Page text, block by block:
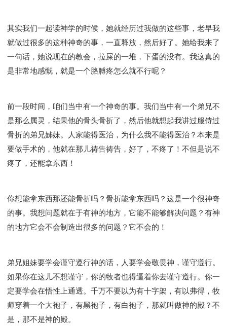
其实我们一起读神学的时候，她就经历过我做的这些事，老早我
就做过很多的这种神奇的事，一直释放，然后好了。她给我来了
一句话，她说现在的教会，拉屎的一堆，下蛋的没有。我这真的
是非常地感慨，就是一个胳膊疼怎么就不行呢？
前一段时间，咱们当中有一个神奇的事。我们当中有一个弟兄不
是那么属灵，结果他的骨头骨折了，然后他就想起我讲过服侍过
骨折的弟兄姊妹。人家能得医治，为什么我不能得医治？本来是
要做手术的，他就在那儿祷告祷告，好了，不疼了！不但是说不
疼了，还能拿东西！
你想能拿东西那还能骨折吗？骨折能拿东西吗？这是一个很神奇
的事。我想问题就在于有神的地方，它能不能够解决问题？有神
的地方它会不会制造出很多的问题？它不会的！
弟兄姐妹要学会谨守遵行神的话，人要学会敬畏神，谨守遵行。
如果你在这儿不想谨守，你的牧者也得逼着你去谨守遵行。你一
定要学会在悟性上通透。千万不要以为有十字架，有以弗得，牧
师穿着一个大袍子，有黑袍子，有白袍子，那就叫做神的殿？不
是，那不是神的殿。